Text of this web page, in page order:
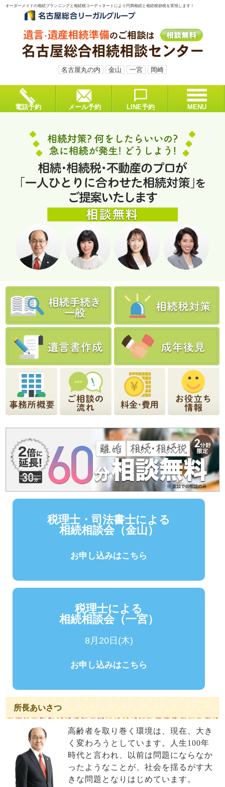
オーダーメイドの相続プランニングと相続税コーディネートにより円満相続と相続税節税を実現します！
名古屋丸の内 金山 一宮 岡崎
電話予約 メール予約 LINE予約 MENU
税理士・司法書士による
相続相談会（金山）
お申し込みはこちら
税理士による
相続相談会（一宮）
8月20日(木)
お申し込みはこちら
所長あいさつ
高齢者を取り巻く環境は、現在、大き
く変わろうとしています。人生100年
時代と言われ、以前は問題にならなか
ったようなことが、社会を揺るがす大
きな問題となりはじめています。